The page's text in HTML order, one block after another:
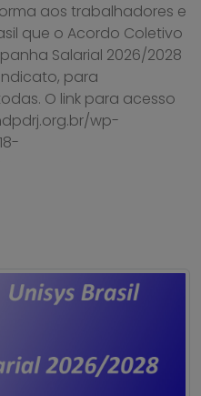
aos trabalhadores e
que o Acordo Coletivo
Salarial 2026/2028
para
O link para acesso
wp-